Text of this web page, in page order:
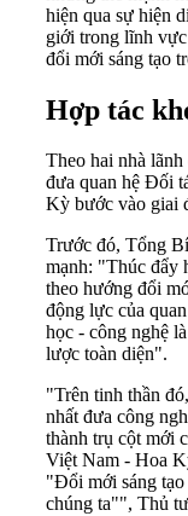
hiện qua sự hiện
giới trong lĩnh vực
đổi mới sáng tạo
Hợp tác
Theo hai nhà
đưa quan hệ Đối
Kỳ bước vào giai
Trước đó, Tổng
mạnh: "Thúc đẩy
theo hướng đổi
động lực của
học - công nghệ
lược toàn diện".
"Trên tinh thần
nhất đưa công
thành trụ cột mới
Việt Nam - Hoa
"Đổi mới sáng tạo
chúng ta"", Thủ